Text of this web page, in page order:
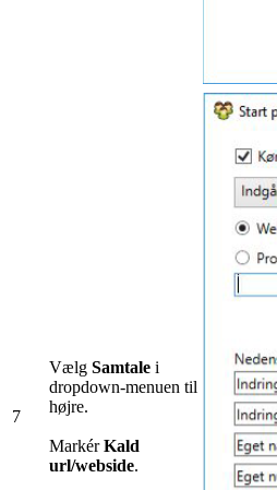
7
Vælg Samtale i
dropdown-menuen til
højre.
MarkérKald​ ​
url/webside.